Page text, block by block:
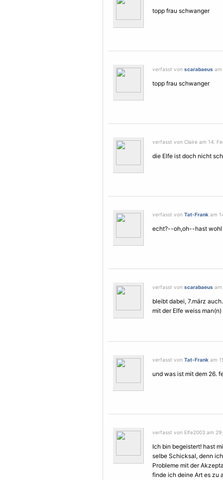
topp frau schwanger
verfasst von scarabaeus am
topp frau schwanger
verfasst von Claire am 14.
die Elfe ist doch nicht
verfasst von Tat-Frank am
echt?--oh,oh--hast wohl
verfasst von scarabaeus am
bleibt dabei, 7.märz
mit der Elfe weiss
verfasst von Tat-Frank am
und was ist mit dem 26.
verfasst von Elfe2003 am
Ich bin begeistert! hast
selbe Schicksal, denn
Probleme mit der
finde ich deine Art es zu